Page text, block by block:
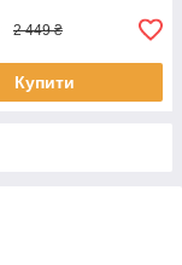
2 449 ₴
Купити